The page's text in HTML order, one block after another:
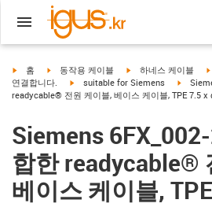
igus-icon-arrow-right
홈 igus-icon-arrow-right
동작용 케이블 igus-icon-arrow-right
하네스 케이블
연결합니다.
igus-icon-arrow-right
suitable for Siemens igus-
readycable® 전원 케이블, 베이스 케이블, TPE 7.5 x
Siemens
합한 readycable®
베이스 케이블,